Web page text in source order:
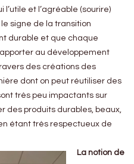
l’utile et l’agréable (sourire)
signe de la transition
durable et que chaque
au développement
des créations des
dont on peut réutiliser des
très peu impactants sur
des produits durables, beaux,
étant très respectueux de
La notion de